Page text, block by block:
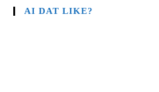
AI DAT LIKE?